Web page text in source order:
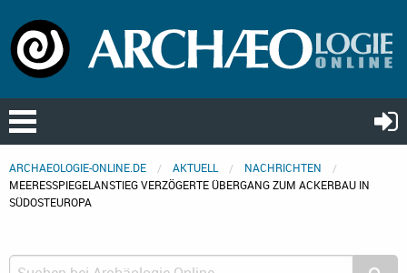
ARCHAEOLOGIE-ONLINE.DE AKTUELL
NACHRICHTEN
MEERESSPIEGELANSTIEG VERZÖGERTE ÜBERGANG ZUM ACKERBAU IN
SÜDOSTEUROPA